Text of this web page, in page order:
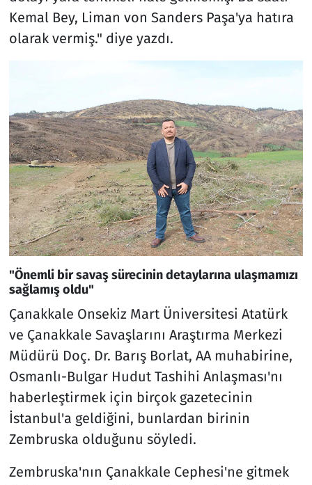
Kemal Bey, Liman von Sanders Paşa'ya hatıra
olarak vermiş." diye yazdı.
"Önemli bir savaş sürecinin detaylarına ulaşmamızı
sağlamış oldu"
Çanakkale Onsekiz Mart Üniversitesi Atatürk
ve Çanakkale Savaşlarını Araştırma Merkezi
Müdürü Doç. Dr. Barış Borlat, AA muhabirine,
Osmanlı-Bulgar Hudut Tashihi Anlaşması'nı
haberleştirmek için birçok gazetecinin
İstanbul'a geldiğini, bunlardan birinin
Zembruska olduğunu söyledi.
Zembruska'nın Çanakkale Cephesi'ne gitmek